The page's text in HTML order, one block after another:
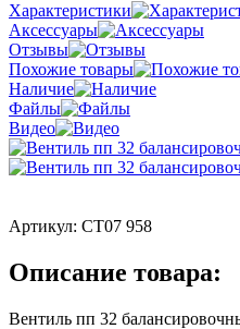
Характеристики
Аксессуары
Отзывы
Похожие товары
Наличие
Файлы
Видео
Артикул: СТ07 958
Описание товара:
Вентиль пп 32